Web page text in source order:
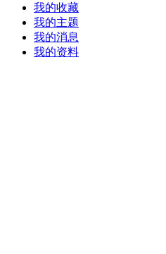
我的收藏
我的主题
我的消息
我的资料